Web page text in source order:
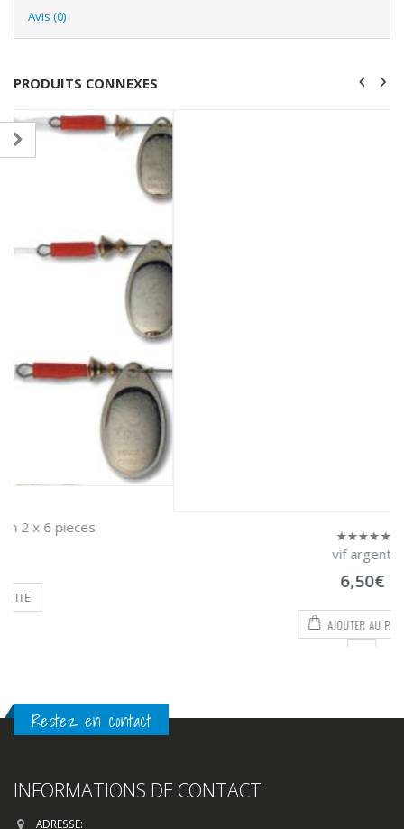
Avis (0)
PRODUITS CONNEXES
Restez en contact
INFORMATIONS DE CONTACT